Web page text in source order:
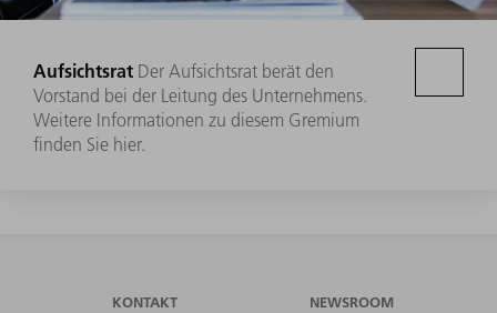
Aufsichtsrat Der Aufsichtsrat berät den
Vorstand bei der Leitung des Unternehmens.
Weitere Informationen zu diesem Gremium
finden Sie hier.
KONTAKT NEWSROOM